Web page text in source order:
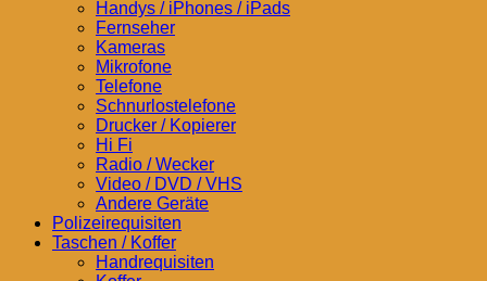
Handys / iPhones / iPads
Fernseher
Kameras
Mikrofone
Telefone
Schnurlostelefone
Drucker / Kopierer
Hi Fi
Radio / Wecker
Video / DVD / VHS
Andere Geräte
Polizeirequisiten
Taschen / Koffer
Handrequisiten